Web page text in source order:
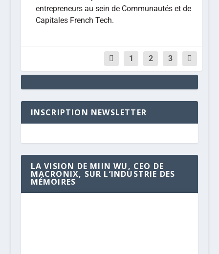
entrepreneurs au sein de Communautés et de
Capitales French Tech.
1 2 3
INSCRIPTION NEWSLETTER
LA VISION DE MIIN WU, CEO DE
MACRONIX, SUR L’INDUSTRIE DES
MÉMOIRES